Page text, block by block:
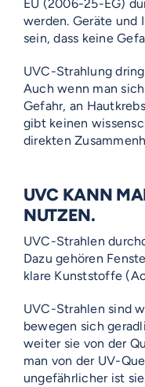
EU (2006-25-EG)
werden. Geräte und
sein, dass keine
UVC-Strahlung
Auch wenn man
Gefahr, an
gibt keinen
direkten
UVC KANN
NUTZEN.
UVC-Strahlen
Dazu gehören
klare Kunststoffe
UVC-Strahlen sind
bewegen sich
weiter sie von der
man von der UV-
ungefährlicher ist